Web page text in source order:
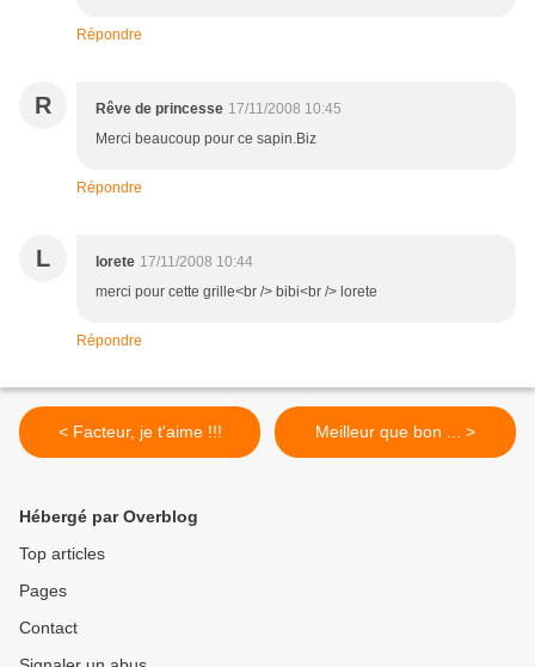
Répondre
R Rêve de princesse 17/11/2008 10:45
Merci beaucoup pour ce sapin.Biz
Répondre
L lorete 17/11/2008 10:44
merci pour cette grille<br /> bibi<br /> lorete
Répondre
< Facteur, je t'aime !!! Meilleur que bon ... >
Hébergé par Overblog
Top articles
Pages
Contact